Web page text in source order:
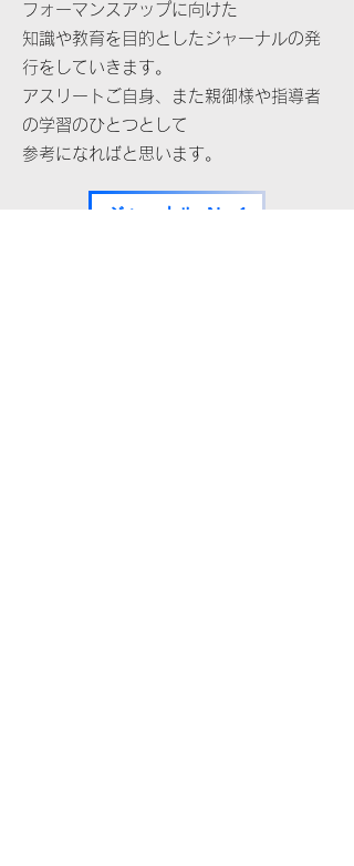
フォーマンスアップに向けた
知識や教育を目的としたジャーナルの発
行をしていきます。
アスリートご自身、また親御様や指導者
の学習のひとつとして
参考になればと思います。
ジャーナル -No,1